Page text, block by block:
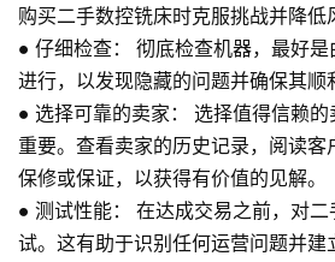
购买二手数控铣床时克服挑战并降低
● 仔细检查：
彻底检查机器，最好
进行，以发现隐藏的问题并确保其顺
● 选择可靠的卖家：
选择值得信赖
重要。查看卖家的历史记录，阅读客
保修或保证，以获得有价值的见解。
● 测试性能： 在达成交易之前，对
试。这有助于识别任何运营问题并建